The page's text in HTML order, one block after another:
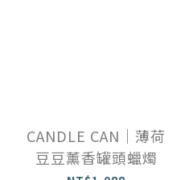
CANDLE CAN｜薄荷
豆豆薰香罐頭蠟燭